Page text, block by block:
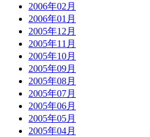
2006年02月
2006年01月
2005年12月
2005年11月
2005年10月
2005年09月
2005年08月
2005年07月
2005年06月
2005年05月
2005年04月